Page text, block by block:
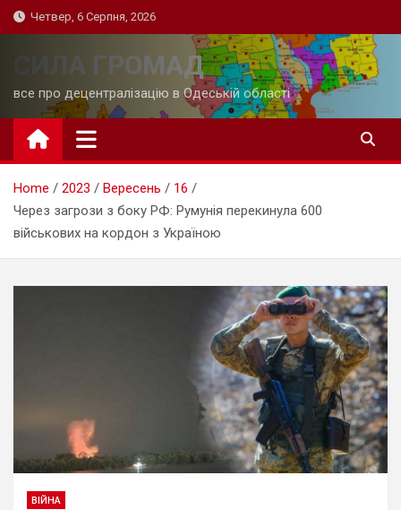
Skip
to
Четвер, 6 Серпня, 2026
СИЛА ГРОМАД
все про децентралізацію в Одеській області
Home 2023 Вересень
16
Через загрози з боку РФ: Румунія перекинула 600
військових на кордон з Україною
ВІЙНА